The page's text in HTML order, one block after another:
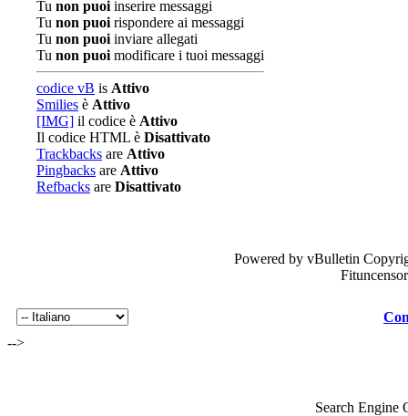
Tu non puoi inserire messaggi
Tu non puoi rispondere ai messaggi
Tu non puoi inviare allegati
Tu non puoi modificare i tuoi messaggi
codice vB is Attivo
Smilies è Attivo
[IMG] il codice è Attivo
Il codice HTML è Disattivato
Trackbacks are Attivo
Pingbacks are Attivo
Refbacks are Disattivato
Powered by vBulletin
-->
Search Engine